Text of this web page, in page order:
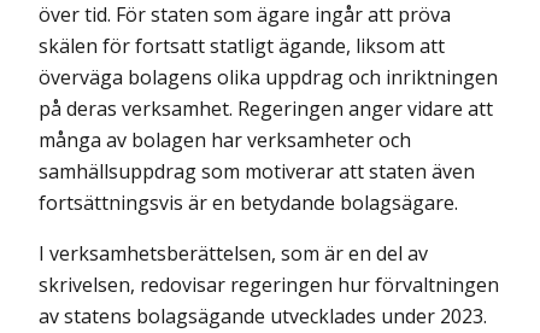
över tid. För staten som ägare ingår att pröva
skälen för fort­satt statligt ägande, liksom att
överväga bolagens olika uppdrag och inrikt­ningen
på deras verksamhet. Regeringen anger vidare att
många av bolagen har verksamheter och
samhällsuppdrag som motiverar att staten även
fortsätt­ningsvis är en betydande bolagsägare.
I verksamhetsberättelsen, som är en del av
skrivelsen, redovisar regeringen hur förvaltningen
av statens bolagsägande utvecklades under 2023.